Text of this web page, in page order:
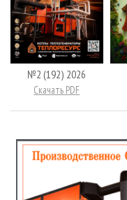
№2 (192) 2026
Скачать PDF